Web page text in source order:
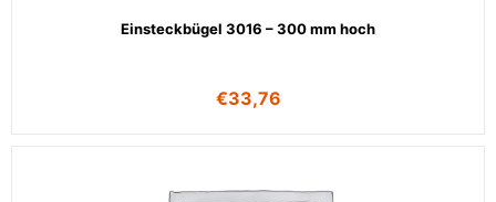
Einsteckbügel 3016 – 300 mm hoch
€33,76